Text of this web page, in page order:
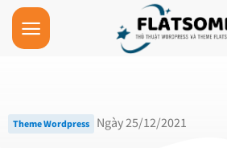
Skip
content
Theme Wordpress Ngày 25/12/2021